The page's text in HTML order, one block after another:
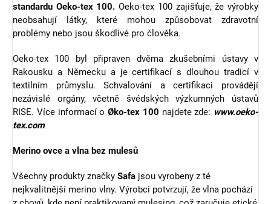
standardu Oeko-tex 100. Oeko-tex 100 zajišťuje, že výrobky
neobsahují látky, které mohou způsobovat zdravotní
problémy nebo jsou škodlivé pro člověka.
Oeko-tex 100 byl připraven dvěma zkušebními ústavy v
Rakousku a Německu a je certifikací s dlouhou tradicí v
textilním průmyslu. Schvalování a certifikaci provádějí
nezávislé orgány, včetně švédských výzkumných ústavů
RISE. Více informací o Øko-tex 100 najdete zde: www.oeko-
tex.com
Merino ovce a vlna bez mulesů
Všechny produkty značky Safa jsou vyrobeny z té
nejkvalitnější merino vlny. Výrobci potvrzují, že vlna pochází